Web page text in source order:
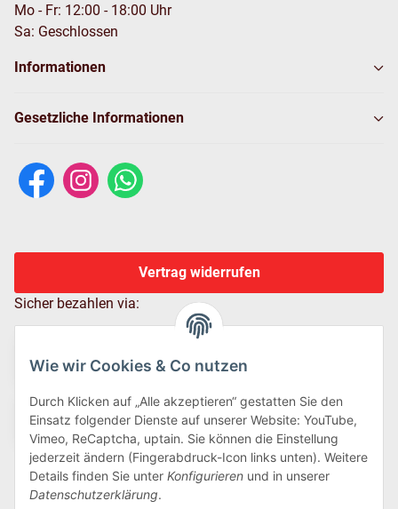
Wie wir Cookies & Co nutzen
Durch Klicken auf „Alle akzeptieren“ gestatten Sie den
Einsatz folgender Dienste auf unserer Website: YouTube,
Vimeo, ReCaptcha, uptain. Sie können die Einstellung
jederzeit ändern (Fingerabdruck-Icon links unten). Weitere
Details finden Sie unter Konfigurieren und in unserer
Datenschutzerklärung.
Mo - Fr: 12:00 - 18:00 Uhr
Sa: Geschlossen
Informationen
Gesetzliche Informationen
Vertrag widerrufen
Sicher bezahlen via:
Wir versenden via: